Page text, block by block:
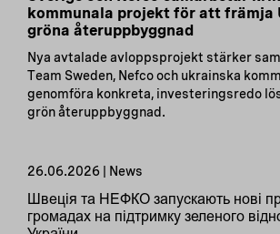
kommunala projekt för att främja
gröna återuppbyggnad
Nya avtalade avloppsprojekt stärker
Team Sweden, Nefco och ukrainska
genomföra konkreta, investeringsredo
grön återuppbyggnad.
26.06.2026 | News
Швеція та НЕФКО запускають нові
громадах на підтримку зеленого